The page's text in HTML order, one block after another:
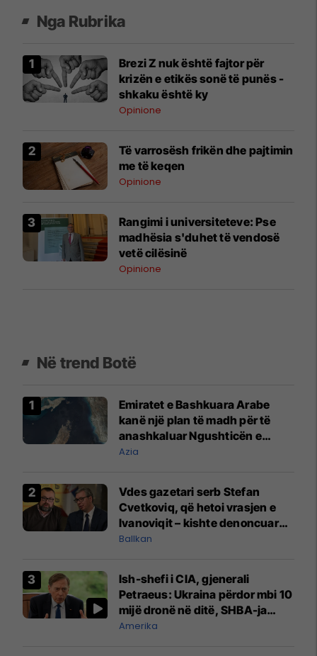
Nga Rubrika
Brezi Z nuk është fajtor për
krizën e etikës sonë të punës -
shkaku është ky
Opinione
Të varrosësh frikën dhe pajtimin
me të keqen
Opinione
Rangimi i universiteteve: Pse
madhësia s'duhet të vendosë
vetë cilësinë
Opinione
Në trend Botë
Emiratet e Bashkuara Arabe
kanë një plan të madh për të
anashkaluar Ngushticën e
Hormuzit
Azia
Vdes gazetari serb Stefan
Cvetkoviq, që hetoi vrasjen e
Ivanoviqit – kishte denoncuar
kërcënime ndaj vëllezërve
Ballkan
Ish-shefi i CIA, gjenerali
Petraeus: Ukraina përdor mbi 10
mijë dronë në ditë, SHBA-ja
mbetet shumë prapa në
Amerika